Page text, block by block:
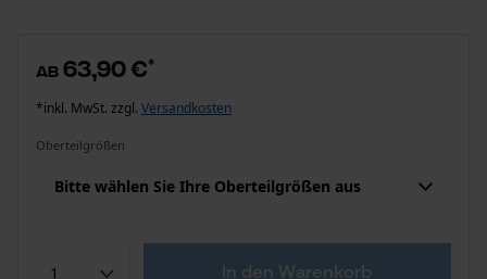
ab 63,90 €*
*inkl. MwSt. zzgl. Versandkosten
Oberteilgrößen
Bitte wählen Sie Ihre Oberteilgrößen aus
In den Warenkorb